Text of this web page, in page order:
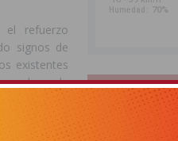
el refuerzo
signos de
existentes
en la
a la nueva
PUBLICIDAD